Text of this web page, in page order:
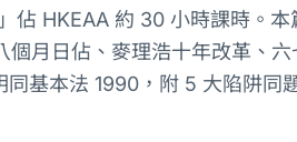
佔 HKEAA 約 30 小時課時。
月日佔、麥理浩十年改革、六
基本法 1990，附 5 大陷阱同